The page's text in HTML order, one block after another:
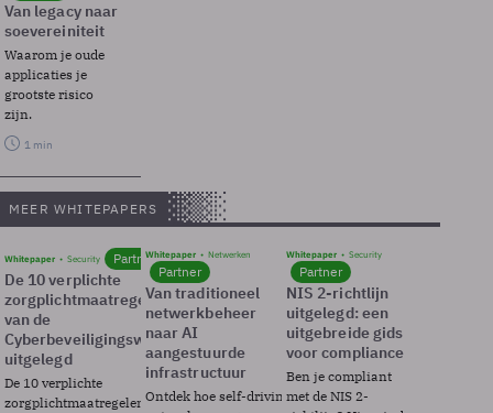
Van legacy naar
soevereiniteit
Waarom je oude
applicaties je
grootste risico
zijn.
1 min
MEER WHITEPAPERS
Whitepaper Security Partner
De 10 verplichte
zorgplichtmaatregelen
van de
Cyberbeveiligingswet
uitgelegd
De 10 verplichte
zorgplichtmaatregelen
Whitepaper Netwerken
Partner
Van traditioneel
netwerkbeheer
naar AI
aangestuurde
infrastructuur
Ontdek hoe self-driving
Whitepaper Security
Partner
NIS 2-richtlijn
uitgelegd: een
uitgebreide gids
voor compliance
Ben je compliant
met de NIS 2-